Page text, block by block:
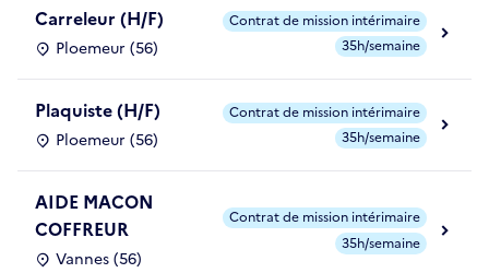
Carreleur (H/F)
Ploemeur (56)
Contrat de mission intérimaire
35h/semaine
Plaquiste (H/F)
Ploemeur (56)
Contrat de mission intérimaire
35h/semaine
AIDE MACON
COFFREUR
Vannes (56)
Contrat de mission intérimaire
35h/semaine